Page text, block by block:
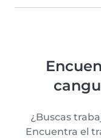
¿Buscas
Encuentra el